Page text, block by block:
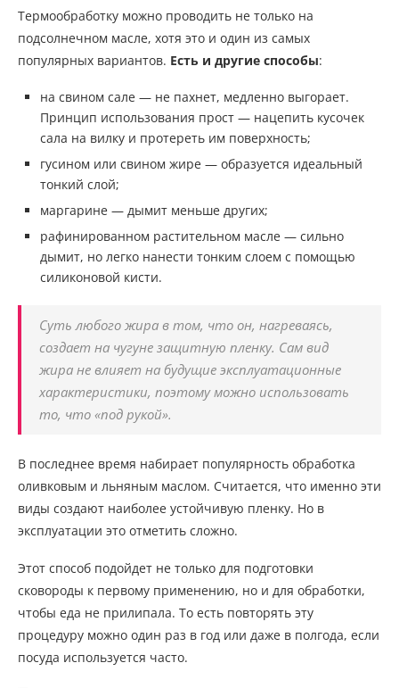
Термообработку можно проводить не только на
подсолнечном масле, хотя это и один из самых
популярных вариантов. Есть и другие способы:
на свином сале — не пахнет, медленно выгорает.
Принцип использования прост — нацепить кусочек
сала на вилку и протереть им поверхность;
гусином или свином жире — образуется идеальный
тонкий слой;
маргарине — дымит меньше других;
рафинированном растительном масле — сильно
дымит, но легко нанести тонким слоем с помощью
силиконовой кисти.
Суть любого жира в том, что он, нагреваясь,
создает на чугуне защитную пленку. Сам вид
жира не влияет на будущие эксплуатационные
характеристики, поэтому можно использовать
то, что «под рукой».
В последнее время набирает популярность обработка
оливковым и льняным маслом. Считается, что именно эти
виды создают наиболее устойчивую пленку. Но в
эксплуатации это отметить сложно.
Этот способ подойдет не только для подготовки
сковороды к первому применению, но и для обработки,
чтобы еда не прилипала. То есть повторять эту
процедуру можно один раз в год или даже в полгода, если
посуда используется часто.